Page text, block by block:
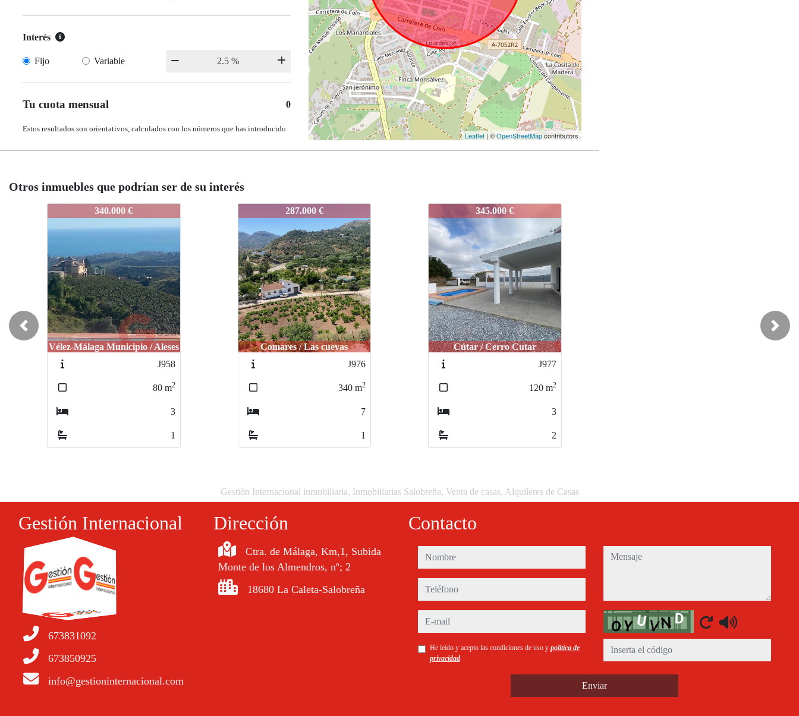
Interés
Fijo Variable
Tu cuota mensual 0
Estos resultados son orientativos, calculados con los números que has introducido.
Leaflet | ©OpenStreetMapcontributors
Otros inmuebles que podrían ser de su interés
287.000 €
Comares / Las cuevas
J976
340 m2
7
1
345.000 €
Cútar / Cerro Cutar
J977
120m2
3
2
340.000 €
Vélez-Málaga Municipio / Aleses
J958
80 m2
3
1
Previous Next
Gestión Internacional inmobiliaria, Inmobiliarias Salobreña, Venta de casas, Alquileres de Casas
Gestión Internacional
673831092
673850925
info@gestioninternacional.com
Dirección
Ctra. de Málaga, Km,1, Subida
Monte de los Almendros, nº; 2
18680 La Caleta-Salobreña
Contacto
nombre
teléfono
e-mail
He leído y acepto las condiciones de uso y política de
privacidad
mensaje
Captcha
Enviar